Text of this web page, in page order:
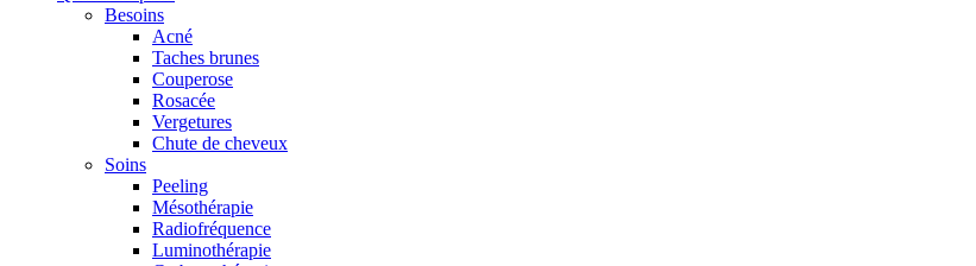
Besoins
Acné
Taches brunes
Couperose
Rosacée
Vergetures
Chute de cheveux
Soins
Peeling
Mésothérapie
Radiofréquence
Luminothérapie